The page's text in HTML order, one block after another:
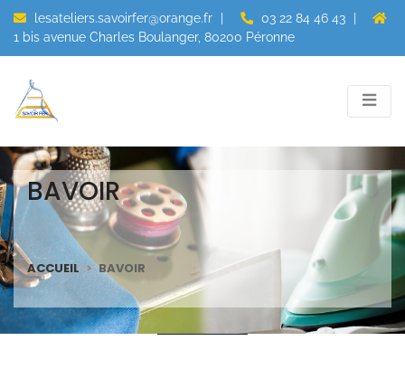
lesateliers.savoirfer@orange.fr 03 22 84 46 43
1 bis avenue Charles Boulanger, 80200 Péronne
BAVOIR
ACCUEIL BAVOIR